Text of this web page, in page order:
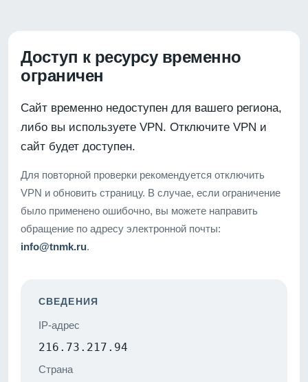
Доступ к ресурсу временно
ограничен
Сайт временно недоступен для вашего региона,
либо вы используете VPN. Отключите VPN и
сайт будет доступен.
Для повторной проверки рекомендуется отключить
VPN и обновить страницу. В случае, если ограничение
было применено ошибочно, вы можете направить
обращение по адресу электронной почты:
info@tnmk.ru.
СВЕДЕНИЯ
IP-адрес
216.73.217.94
Страна